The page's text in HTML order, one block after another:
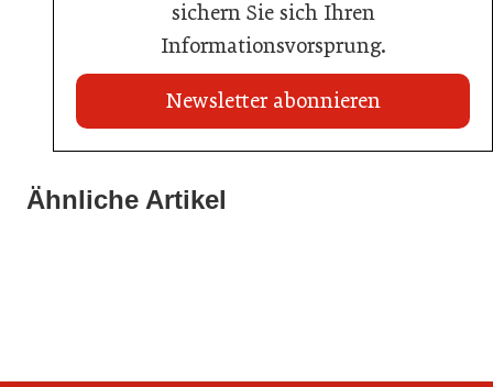
sichern Sie sich Ihren
Informationsvorsprung.
Newsletter abonnieren
Ähnliche Artikel
War die Fußball-WM 2026 für Ihren Betrieb ein
21. Juli 2026
Stipendium für Nachwuchstalent in der Wiener